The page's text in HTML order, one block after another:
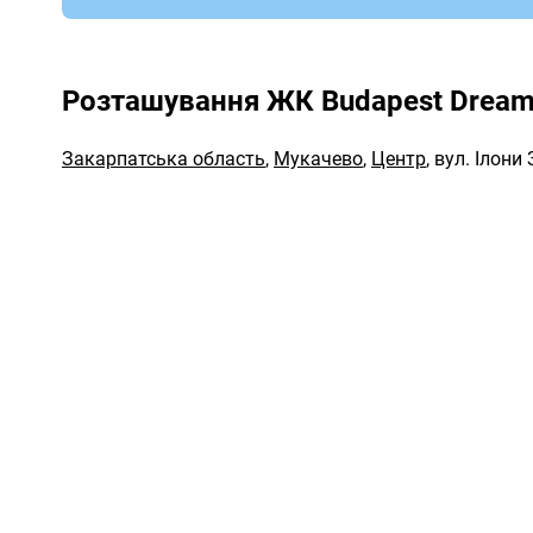
Розташування ЖК Budapest Dream
Закарпатська область, Мукачево, Центр, вул. Ілони